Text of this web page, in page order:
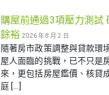
購屋前通過3項壓力測試
餘裕 2026 年 8 月 2 日
隨著房市政策調整與貸款環
屋人面臨的挑戰，已不只是
來，更包括房屋鑑價、核貸
庭 […]